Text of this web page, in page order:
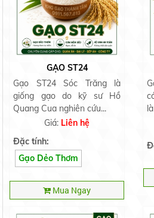
GẠO ST24
Gạo ST24 Sóc Trăng là
giống gạo do kỹ sư Hồ
Quang Cua nghiên cứu...
Giá: Liên hệ
Đặc tính:
Gạo Dẻo Thơm
Mua Ngay